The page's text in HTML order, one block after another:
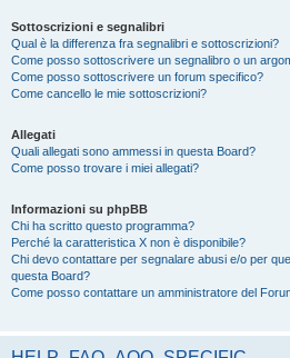
Sottoscrizioni e segnalibri
Qual è la differenza fra segnalibri e sottoscrizioni?
Come posso sottoscrivere un segnalibro o un
Come posso sottoscrivere un forum specifico?
Come cancello le mie sottoscrizioni?
Allegati
Quali allegati sono ammessi in questa Board?
Come posso trovare i miei allegati?
Informazioni su phpBB
Chi ha scritto questo programma?
Perché la caratteristica X non è disponibile?
Chi devo contattare per segnalare abusi e/o per
questa Board?
Come posso contattare un amministratore del